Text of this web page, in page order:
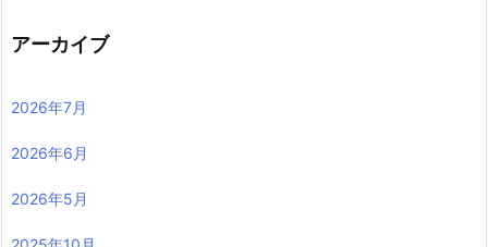
アーカイブ
2026年7月
2026年6月
2026年5月